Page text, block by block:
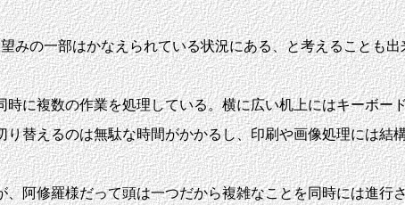
の一部はかなえられている状況にある、と考えることも出
に複数の作業を処理している。横に広い机上にはキーボー
替えるのは無駄な時間がかかるし、印刷や画像処理には
阿修羅様だって頭は一つだから複雑なことを同時には進行